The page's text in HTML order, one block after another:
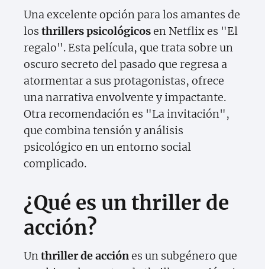
Una excelente opción para los amantes de
los thrillers psicológicosen Netflix es "El
regalo". Esta película, que trata sobre un
oscuro secreto del pasado que regresa a
atormentar a sus protagonistas, ofrece
una narrativa envolvente y impactante.
Otra recomendación es "La invitación",
que combina tensión y análisis
psicológico en un entorno social
complicado.
¿Qué es un thriller de
acción?
Unthriller de acciónes un subgénero que